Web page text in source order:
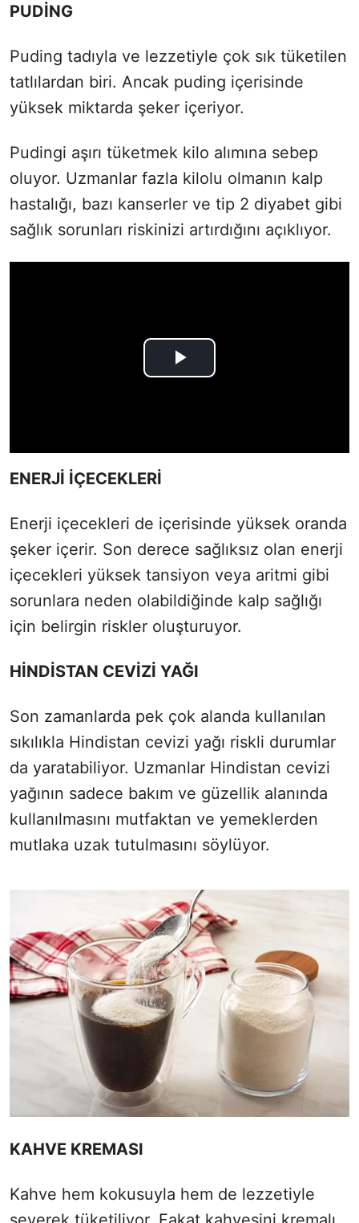
PUDİNG
Puding tadıyla ve lezzetiyle çok sık tüketilen
tatlılardan biri. Ancak puding içerisinde
yüksek miktarda şeker içeriyor.
Pudingi aşırı tüketmek kilo alımına sebep
oluyor. Uzmanlar fazla kilolu olmanın kalp
hastalığı, bazı kanserler ve tip 2 diyabet gibi
sağlık sorunları riskinizi artırdığını açıklıyor.
ENERJİ İÇECEKLERİ
Enerji içecekleri de içerisinde yüksek oranda
şeker içerir. Son derece sağlıksız olan enerji
içecekleri yüksek tansiyon veya aritmi gibi
sorunlara neden olabildiğinde kalp sağlığı
için belirgin riskler oluşturuyor.
HİNDİSTAN CEVİZİ YAĞI
Son zamanlarda pek çok alanda kullanılan
sıkılıkla Hindistan cevizi yağı riskli durumlar
da yaratabiliyor. Uzmanlar Hindistan cevizi
yağının sadece bakım ve güzellik alanında
kullanılmasını mutfaktan ve yemeklerden
mutlaka uzak tutulmasını söylüyor.
KAHVE KREMASI
Kahve hem kokusuyla hem de lezzetiyle